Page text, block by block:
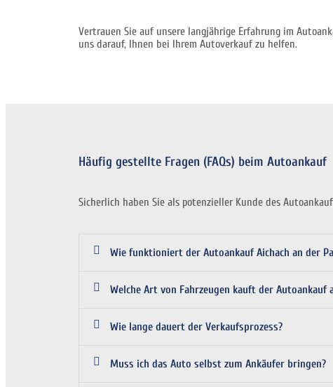
Vertrauen Sie auf unsere langjährige Erfahrung im
uns darauf, Ihnen bei Ihrem Autoverkauf zu helfen.
Häufig gestellte Fragen (FAQs) beim Autoankauf
Sicherlich haben Sie als potenzieller Kunde des
Wie funktioniert der Autoankauf Aichach an der
Welche Art von Fahrzeugen kauft der Autoankauf
Wie lange dauert der Verkaufsprozess?
Muss ich das Auto selbst zum Ankäufer bringen?